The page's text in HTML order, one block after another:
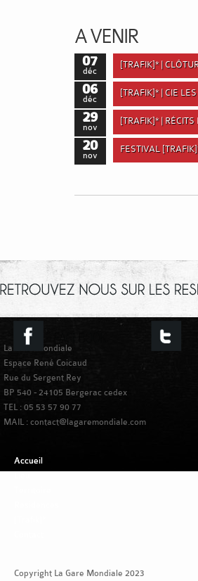
A VENIR
07
déc
[TRAFIK]* |
06
déc
[TRAFIK]* | CIE
29
nov
[TRAFIK]* | RÉCITS
20
nov
FESTIVAL
La Gare Mondiale
Espace René Coicaud
Rue du Sergent Rey
BP 540 - 24105 Bergerac cedex
TEL : 05 53 57 90 77
MAIL : contact@lagaremondiale.com
Accueil
Copyright La Gare Mondiale 2023